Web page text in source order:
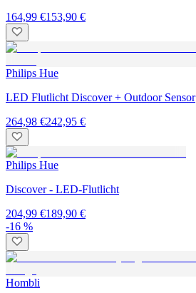
164,99 €153,90 €
Philips Hue
LED Flutlicht Discover + Outdoor Sensor
264,98 €242,95 €
Philips Hue
Discover - LED-Flutlicht
204,99 €189,90 €
-16 %
Hombli